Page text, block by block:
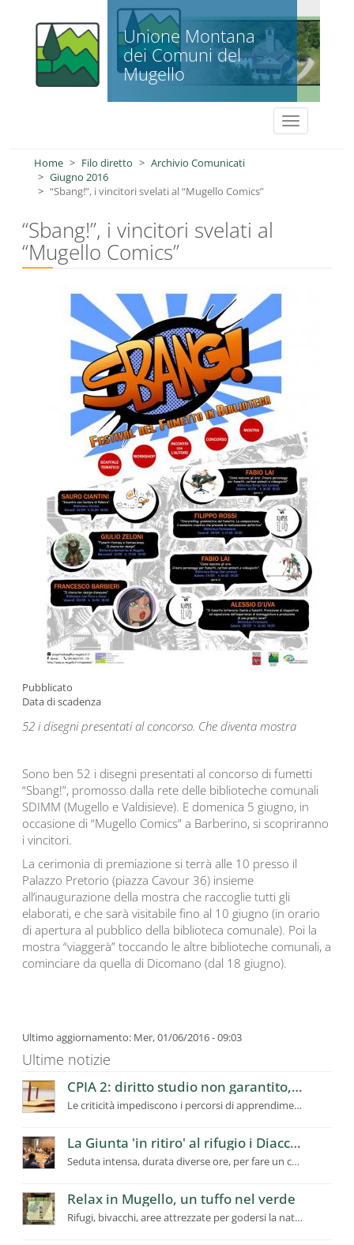
Salta al contenuto principale
Unione Montana
dei Comuni del
Mugello
Toggle
navigation
Home
Filo diretto
Archivio Comunicati
Giugno 2016
“Sbang!”, i vincitori svelati al “Mugello Comics”
“Sbang!”, i vincitori svelati al
“Mugello Comics”
Pubblicato
Data di scadenza
52 i disegni presentati al concorso. Che diventa mostra
Sono ben 52 i disegni presentati al concorso di fumetti
“Sbang!”, promosso dalla rete delle biblioteche comunali
SDIMM (Mugello e Valdisieve). E domenica 5 giugno, in
occasione di “Mugello Comics” a Barberino, si scopriranno
i vincitori.
La cerimonia di premiazione si terrà alle 10 presso il
Palazzo Pretorio (piazza Cavour 36) insieme
all’inaugurazione della mostra che raccoglie tutti gli
elaborati, e che sarà visitabile fino al 10 giugno (in orario
di apertura al pubblico della biblioteca comunale). Poi la
mostra “viaggerà” toccando le altre biblioteche comunali, a
cominciare da quella di Dicomano (dal 18 giugno).
Ultimo aggiornamento: Mer, 01/06/2016 - 09:03
Ultime notizie
CPIA 2: diritto studio non garantito, richiesto a Ufficio Scolastico Regionale intervento urgente
Le criticità impediscono i percorsi di apprendimento, utenti in calo
La Giunta 'in ritiro' al rifugio i Diacci: dalla montagna la programmazione del futuro del Mugello
Seduta intensa, durata diverse ore, per fare un confronto ampio sui temi prioritari e strategici
Relax in Mugello, un tuffo nel verde
Rifugi, bivacchi, aree attrezzate per godersi la natura. Stop fuochi